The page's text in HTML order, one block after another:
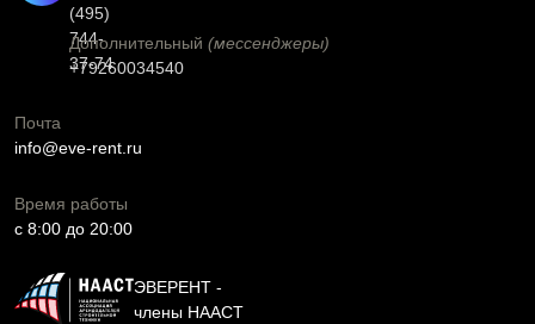
(495)
744-
37-74
Дополнительный (мессенджеры)
+79260034540
Почта
info@eve-rent.ru
Время работы
c 8:00 до 20:00
ЭВЕРЕНТ -
члены НААСТ